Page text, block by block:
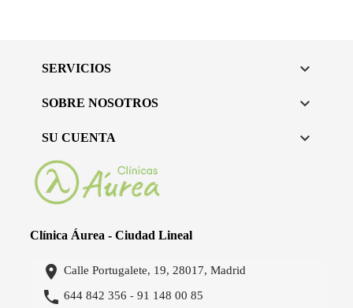
SERVICIOS 
SOBRE NOSOTROS 
SU CUENTA 
Clínica Áurea - Ciudad Lineal
 Calle Portugalete, 19, 28017, Madrid
 644 842 356 -91 148 00 85